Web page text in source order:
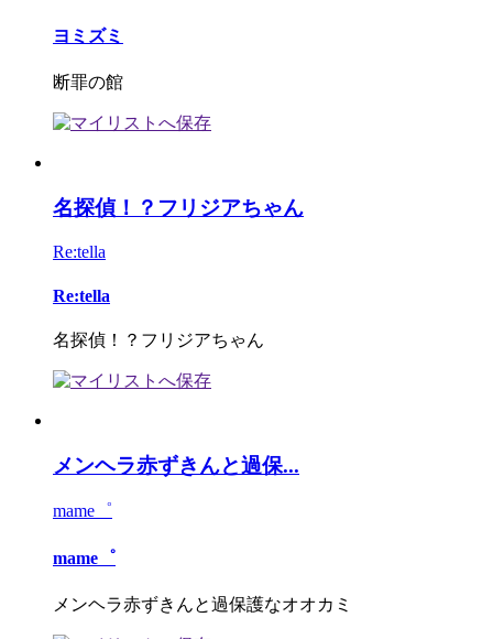
ヨミズミ
断罪の館
名探偵！？フリジアちゃん
Re:tella
Re:tella
名探偵！？フリジアちゃん
メンヘラ赤ずきんと過保...
mame゜
mame゜
メンヘラ赤ずきんと過保護なオオカミ